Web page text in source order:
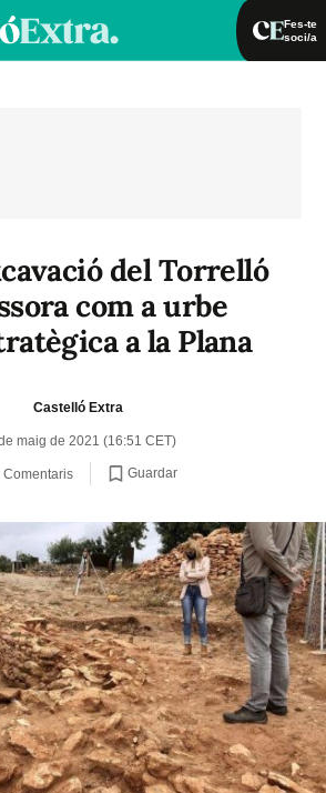
Fes-te
soci/a
del Torrelló
com a urbe
a la Plana
Castelló Extra
maig de 2021 (16:51 CET)
Comentaris Guardar